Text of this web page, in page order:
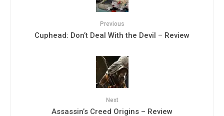
Previous
Cuphead: Don’t Deal With the Devil – Review
Next
Assassin’s Creed Origins – Review